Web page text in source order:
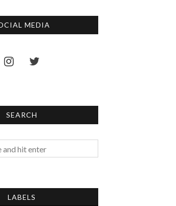
MEDIA
SEARCH
LABELS